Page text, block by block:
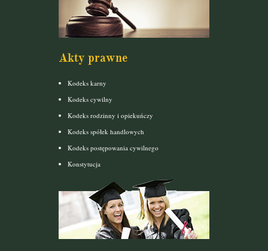
Akty prawne
Kodeks karny
Kodeks cywilny
Kodeks rodzinny i opiekuńczy
Kodeks spółek handlowych
Kodeks postępowania cywilnego
Konstytucja